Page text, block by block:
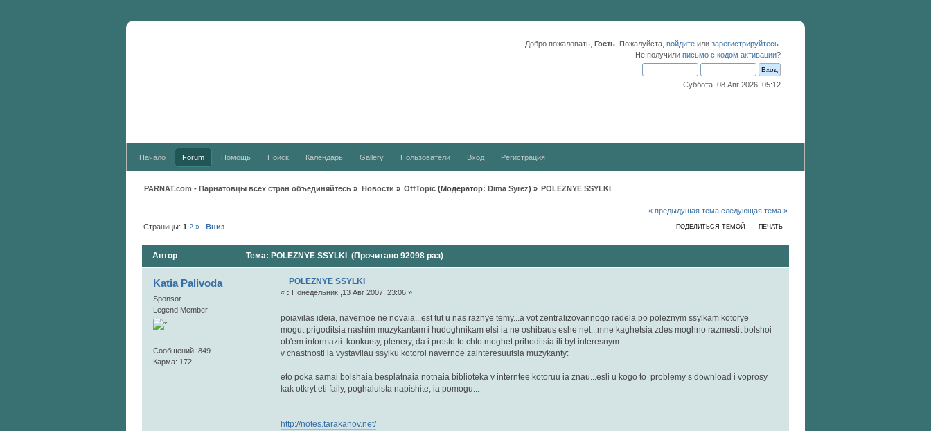
Добро пожаловать, Гость . Пожалуйста, войдите или зарегистрируйтесь
Не получили письмо с кодом активации?
Суббота ,08 Авг 2026, 05:12
Начало Forum Помощь Поиск Календарь Gallery Пользователи Вход Регистрация
PARNAT.com - Парнатовцы всех стран объединяйтесь » Новости » OffTopic(Модератор: Dima Syrez) » POLEZNYE SSYLKI
« предыдущая тема следующая тема »
ПОДЕЛИТЬСЯ ТЕМОЙ ПЕЧАТЬ
Страницы:1 2 » Вниз
Автор Тема: POLEZNYE SSYLKI (Прочитано 92098 раз)
Katia Palivoda
Sponsor
Legend Member
Сообщений: 849
Карма: 172
POLEZNYE SSYLKI
« : Понедельник ,13 Авг 2007, 23:06 »
poiavilas ideia, navernoe ne novaia...est tut u nas raznye temy...a vot zentralizovannogo radela po poleznym ssylkam kotorye
mogut prigoditsia nashim muzykantam i hudoghnikam elsi ia ne oshibaus eshe net...mne kaghetsia zdes moghno razmestit bolshoi
ob'em informazii: konkursy, plenery, da i prosto to chto moghet prihoditsia ili byt interesnym ...
v chastnosti ia vystavliau ssylku kotoroi navernoe zainteresuutsia muzykanty:
eto poka samai bolshaia besplatnaia notnaia biblioteka v interntee kotoruu ia znau...esli u kogo to problemy s download i voprosy
kak otkryt eti faily, poghaluista napishite, ia pomogu...
http://notes.tarakanov.net/